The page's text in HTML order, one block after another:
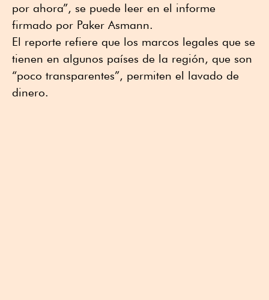
por ahora”, se puede leer en el informe
firmado por Paker Asmann.
El reporte refiere que los marcos legales que se
tienen en algunos países de la región, que son
“poco transparentes”, permiten el lavado de
dinero.